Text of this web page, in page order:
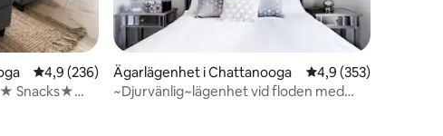
4,9 av 5 i genomsnittligt betyg, 236 omdömen
4,9 (236)
Snacks★
Ägarlägenhet i Chattanooga 4,9 av 5 i
4,9 (353)
~Djurvänlig~lägenhet vid floden med